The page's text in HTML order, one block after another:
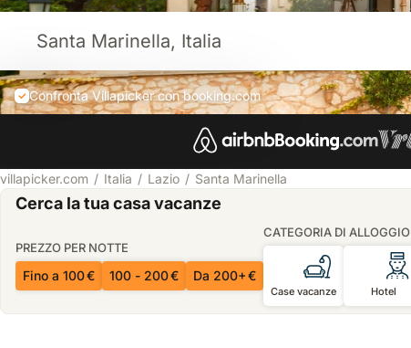
Confronta Villapicker con booking.com
villapicker.com Italia Lazio Santa Marinella
Cerca la tua casa vacanze
PREZZO PER NOTTE
Fino a 100 € 100 - 200 € Da 200+ €
CATEGORIA DI ALLOGGIO
Case vacanze Hotel